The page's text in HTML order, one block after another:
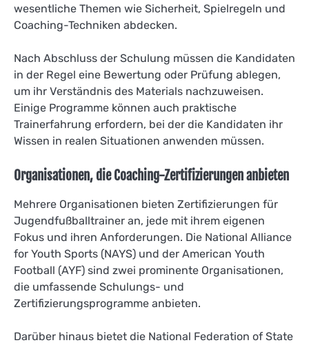
wesentliche Themen wie Sicherheit, Spielregeln und
Coaching-Techniken abdecken.
Nach Abschluss der Schulung müssen die Kandidaten
in der Regel eine Bewertung oder Prüfung ablegen,
um ihr Verständnis des Materials nachzuweisen.
Einige Programme können auch praktische
Trainerfahrung erfordern, bei der die Kandidaten ihr
Wissen in realen Situationen anwenden müssen.
Organisationen, die Coaching-Zertifizierungen anbieten
Mehrere Organisationen bieten Zertifizierungen für
Jugendfußballtrainer an, jede mit ihrem eigenen
Fokus und ihren Anforderungen. Die National Alliance
for Youth Sports (NAYS) und der American Youth
Football (AYF) sind zwei prominente Organisationen,
die umfassende Schulungs- und
Zertifizierungsprogramme anbieten.
Darüber hinaus bietet die National Federation of State